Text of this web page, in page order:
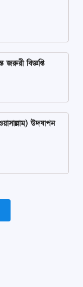
জরুরী বিজ্ঞপ্তি
উদযাপন